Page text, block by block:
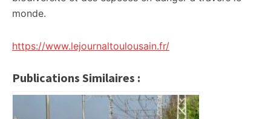
monde.
https://www.lejournaltoulousain.fr/
Publications Similaires :